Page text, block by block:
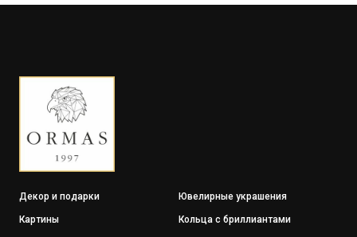
Декор и подарки
Картины
Ювелирные украшения
Кольца с бриллиантами